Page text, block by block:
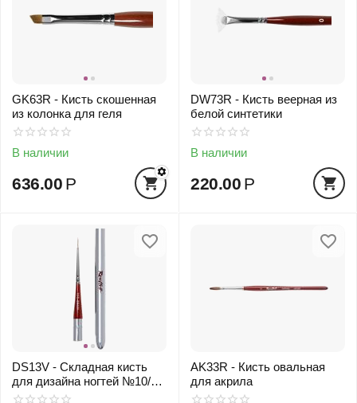
GK63R - Кисть скошенная
из колонка для геля
В наличии
636.00 Р
DW73R - Кисть веерная из
белой синтетики
В наличии
220.00 Р
DS13V - Складная кисть
для дизайна ногтей №10/0 -
NEW!
AK33R - Кисть овальная
для акрила